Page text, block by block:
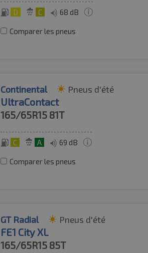
D C 68 dB
Comparer les pneus
Continental Pneus d'été
UltraContact
165/65R15 81T
C A 69 dB
Comparer les pneus
GT Radial Pneus d'été
FE1 City XL
165/65R15 85T